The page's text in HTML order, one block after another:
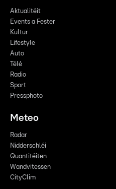
Aktualitéit
Events a Fester
Kultur
Lifestyle
Auto
Télé
Radio
Sport
Pressphoto
Meteo
Radar
Nidderschléi
Quantitéiten
Wandvitessen
CityClim